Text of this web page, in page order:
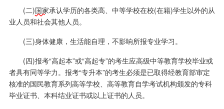
(二)国家承认学历的各类高、中等学校在校(在籍)学生以外的从
业人员和社会其他人员。
(三)身体健康，生活能自理，不影响所报专业学习。
(四)报考“高起本”或“高起专”的考生应高级中等教育学校毕业或
者具有同等学力。报考“专升本”的考生必须是已取得经教育部审定
核准的国民教育系列高等学校、高等教育自学考试机构颁发的专科
毕业证书、本科结业证书或以上证书的人员。